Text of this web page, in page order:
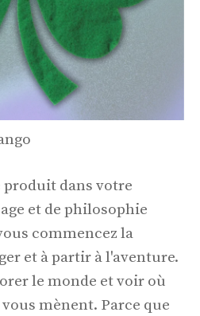
produit dans votre
et de philosophie
commencez la
et à partir à l'aventure.
le monde et voir où
mènent. Parce que